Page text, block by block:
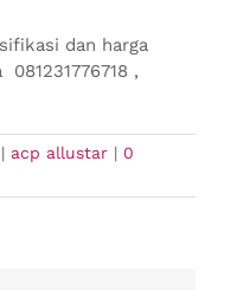
dan harga
,
| acp allustar | 0